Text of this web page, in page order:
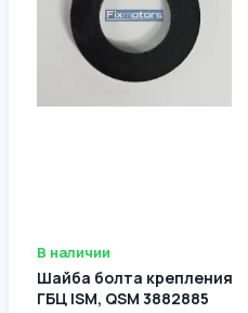
В наличии
Шайба болта крепления
ГБЦ ISM, QSM 3882885